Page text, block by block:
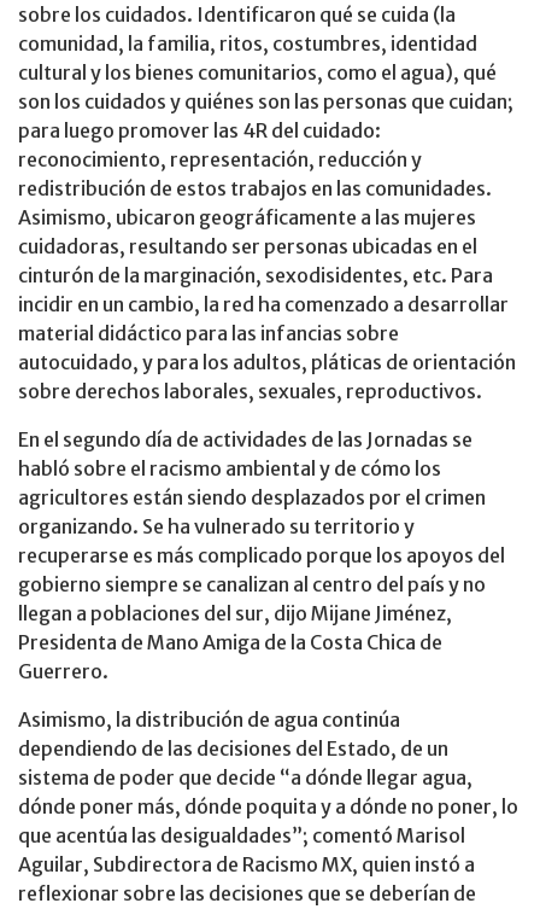
sobre los cuidados. Identificaron qué se cuida (la
comunidad, la familia, ritos, costumbres, identidad
cultural y los bienes comunitarios, como el agua), qué
son los cuidados y quiénes son las personas que cuidan;
para luego promover las 4R del cuidado:
reconocimiento, representación, reducción y
redistribución de estos trabajos en las comunidades.
Asimismo, ubicaron geográficamente a las mujeres
cuidadoras, resultando ser personas ubicadas en el
cinturón de la marginación, sexodisidentes, etc. Para
incidir en un cambio, la red ha comenzado a desarrollar
material didáctico para las infancias sobre
autocuidado, y para los adultos, pláticas de orientación
sobre derechos laborales, sexuales, reproductivos.
En el segundo día de actividades de las Jornadas se
habló sobre el racismo ambiental y de cómo los
agricultores están siendo desplazados por el crimen
organizando. Se ha vulnerado su territorio y
recuperarse es más complicado porque los apoyos del
gobierno siempre se canalizan al centro del país y no
llegan a poblaciones del sur, dijo Mijane Jiménez,
Presidenta de Mano Amiga de la Costa Chica de
Guerrero.
Asimismo, la distribución de agua continúa
dependiendo de las decisiones del Estado, de un
sistema de poder que decide “a dónde llegar agua,
dónde poner más, dónde poquita y a dónde no poner, lo
que acentúa las desigualdades”; comentó Marisol
Aguilar, Subdirectora de Racismo MX, quien instó a
reflexionar sobre las decisiones que se deberían de